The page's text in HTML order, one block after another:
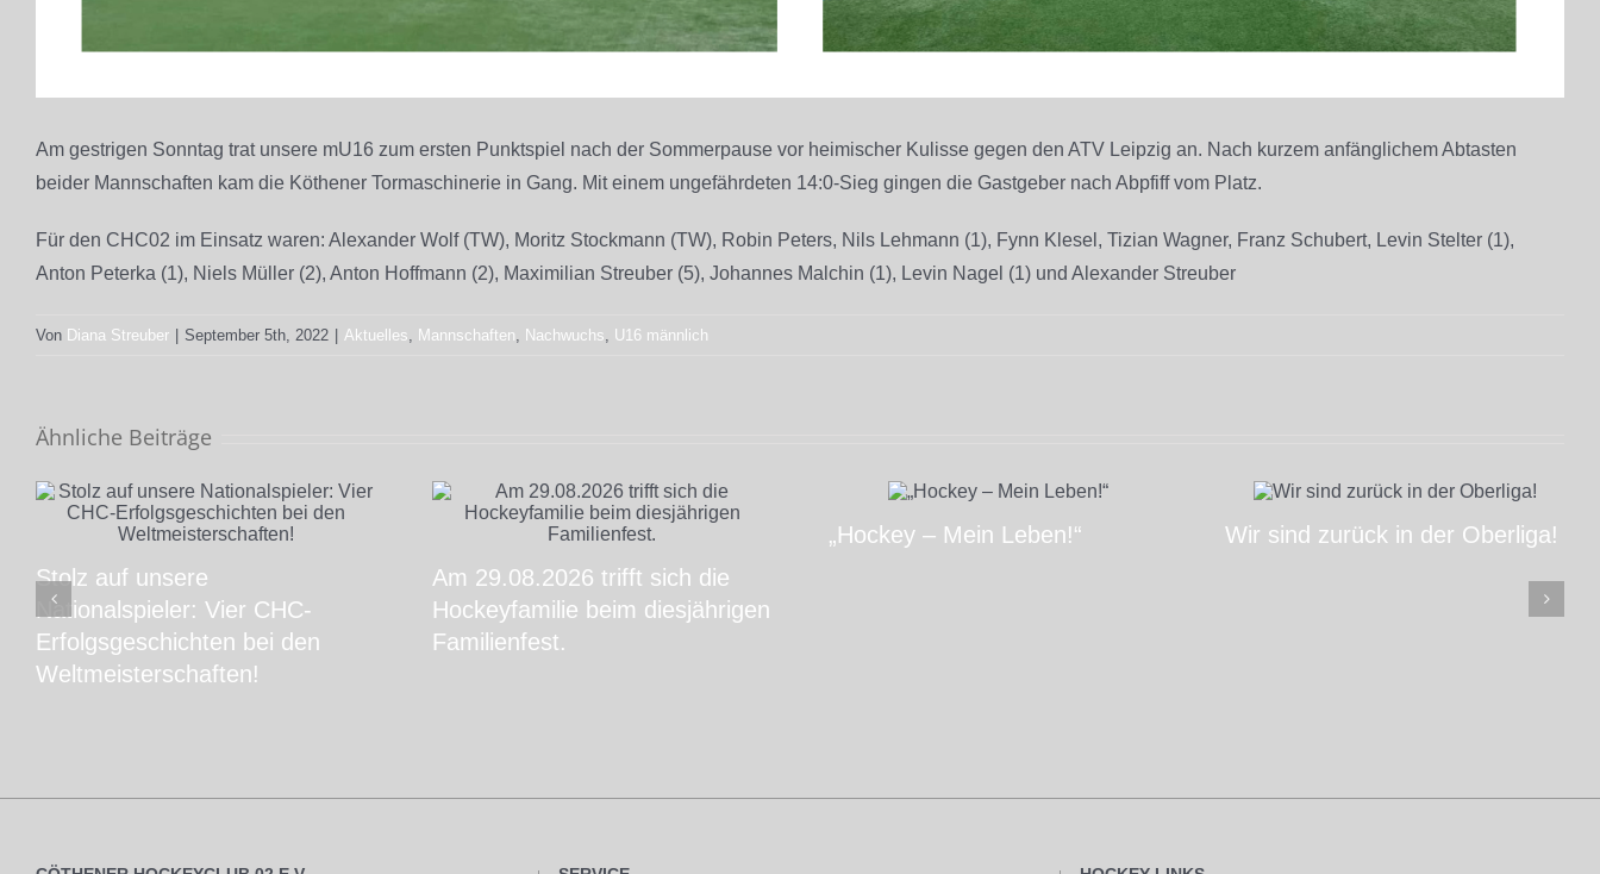
Am gestrigen Sonntag trat unsere mU16 zum ersten Punktspiel nach der Sommerpause vor heimischer Kulisse gegen den ATV Leipzig an. Nach kurzem anfänglichem Abtasten
beider Mannschaften kam die Köthener Tormaschinerie in Gang. Mit einem ungefährdeten 14:0-Sieg gingen die Gastgeber nach Abpfiff vom Platz.
Für den CHC02 im Einsatz waren: Alexander Wolf (TW), Moritz Stockmann (TW), Robin Peters, Nils Lehmann (1), Fynn Klesel, Tizian Wagner, Franz Schubert, Levin Stelter (1),
Anton Peterka (1), Niels Müller (2), Anton Hoffmann (2), Maximilian Streuber (5), Johannes Malchin (1), Levin Nagel (1) und Alexander Streuber
Von Diana Streuber September 5th, 2022 Aktuelles, Mannschaften, Nachwuchs, U16 männlich
Ähnliche Beiträge
Stolz auf unsere
Nationalspieler: Vier CHC-
Erfolgsgeschichten bei den
Weltmeisterschaften!
Am 29.08.2026 trifft sich die
Hockeyfamilie beim diesjährigen
Familienfest.
„Hockey – Mein Leben!“ Wir sind zurück in der Oberliga!